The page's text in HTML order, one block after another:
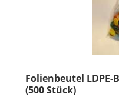
Folienbeutel LDPE-
(500 Stück)